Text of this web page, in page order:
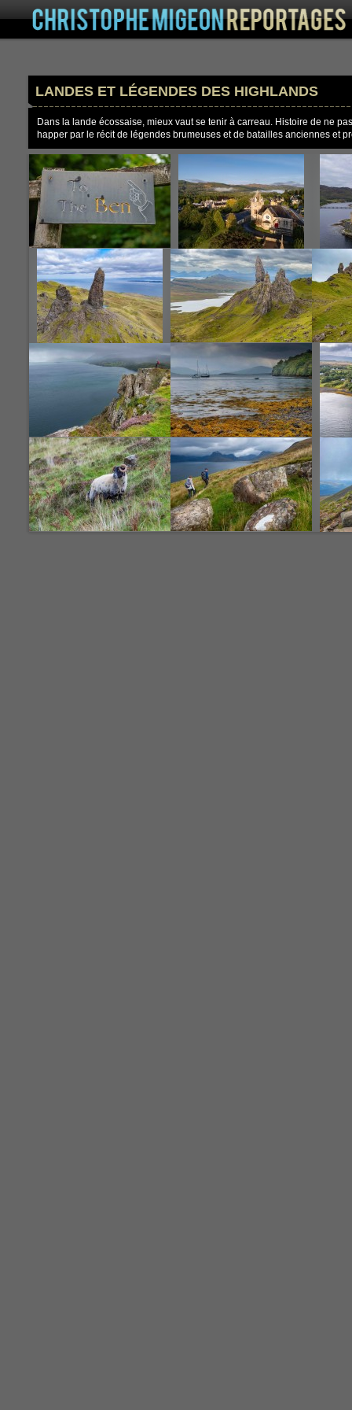
LANDES ET LÉGENDES DES HIGHLANDS
Dans la lande écossaise, mieux vaut se tenir à carreau. Histoire de ne
happer par le récit de légendes brumeuses et de batailles anciennes et